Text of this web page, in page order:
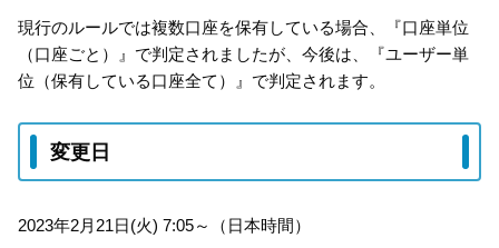
現行のルールでは複数口座を保有している場合、『口座単位
（口座ごと）』で判定されましたが、今後は、『ユーザー単
位（保有している口座全て）』で判定されます。
変更日
2023年2月21日(火) 7:05～（日本時間）